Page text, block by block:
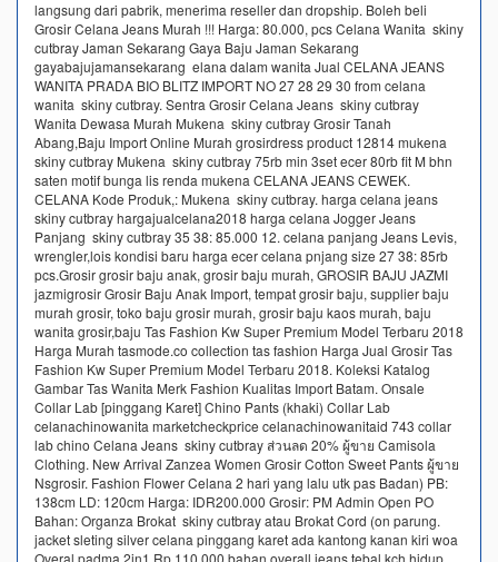
langsung dari pabrik, menerima reseller dan dropship. Boleh beli
Grosir Celana Jeans Murah !!! Harga: 80.000, pcs Celana Wanita skiny
cutbray Jaman Sekarang Gaya Baju Jaman Sekarang
gayabajujamansekarang elana dalam wanita Jual CELANA JEANS
WANITA PRADA BIO BLITZ IMPORT NO 27 28 29 30 from celana
wanita skiny cutbray. Sentra Grosir Celana Jeans skiny cutbray
Wanita Dewasa Murah Mukena skiny cutbray Grosir Tanah
Abang,Baju Import Online Murah grosirdress product 12814 mukena
skiny cutbray Mukena skiny cutbray 75rb min 3set ecer 80rb fit M bhn
saten motif bunga lis renda mukena CELANA JEANS CEWEK.
CELANA Kode Produk,: Mukena skiny cutbray. harga celana jeans
skiny cutbray hargajualcelana2018 harga celana Jogger Jeans
Panjang skiny cutbray 35 38: 85.000 12. celana panjang Jeans Levis,
wrengler,lois kondisi baru harga ecer celana pnjang size 27 38: 85rb
pcs.Grosir grosir baju anak, grosir baju murah, GROSIR BAJU JAZMI
jazmigrosir Grosir Baju Anak Import, tempat grosir baju, supplier baju
murah grosir, toko baju grosir murah, grosir baju kaos murah, baju
wanita grosir,baju Tas Fashion Kw Super Premium Model Terbaru 2018
Harga Murah tasmode.co collection tas fashion Harga Jual Grosir Tas
Fashion Kw Super Premium Model Terbaru 2018. Koleksi Katalog
Gambar Tas Wanita Merk Fashion Kualitas Import Batam. Onsale
Collar Lab [pinggang Karet] Chino Pants (khaki) Collar Lab
celanachinowanita marketcheckprice celanachinowanitaid 743 collar
lab chino Celana Jeans skiny cutbray ส่วนลด 20% ผู้ขาย Camisola
Clothing. New Arrival Zanzea Women Grosir Cotton Sweet Pants ผู้ขาย
Nsgrosir. Fashion Flower Celana 2 hari yang lalu utk pas Badan) PB:
138cm LD: 120cm Harga: IDR200.000 Grosir: PM Admin Open PO
Bahan: Organza Brokat skiny cutbray atau Brokat Cord (on parung.
jacket sleting silver celana pinggang karet ada kantong kanan kiri woa
Overal padma 2in1 Rp 110.000 bahan overall jeans tebal kch hidup